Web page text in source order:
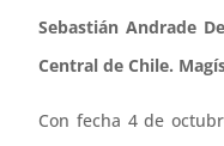
Sebastián Andrade
Central de Chile.
Con fecha 4 de